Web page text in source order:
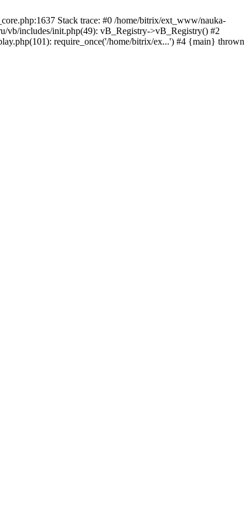
Stack trace: #0 /home/bitrix/ext_www/nauka-
vb/includes/init.php(49): vB_Registry->vB_Registry() #2
require_once('/home/bitrix/ex...') #4 {main} thrown